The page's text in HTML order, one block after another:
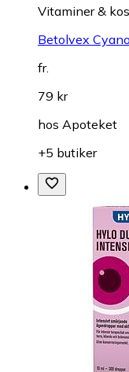
Vitaminer &
Betolvex
fr.
79 kr
hos Apoteket
+5 butiker